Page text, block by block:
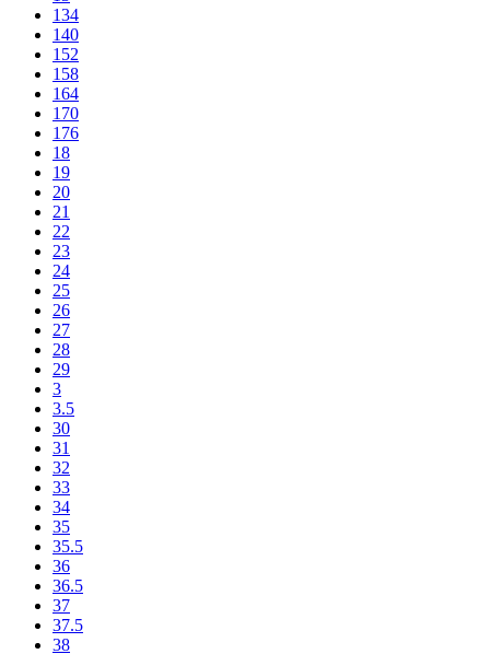
134
140
152
158
164
170
176
18
19
20
21
22
23
24
25
26
27
28
29
3
3.5
30
31
32
33
34
35
35.5
36
36.5
37
37.5
38